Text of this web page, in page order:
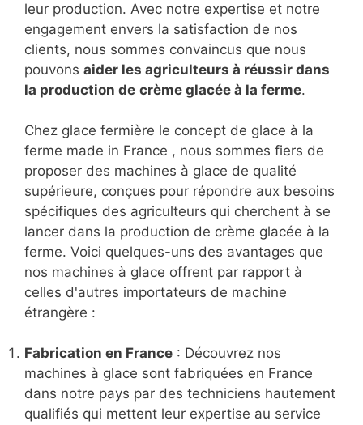
leur production. Avec notre expertise et notre
engagement envers la satisfaction de nos
clients, nous sommes convaincus que nous
pouvons aider les agriculteurs à réussir dans
la production de crème glacée à la ferme.
Chez glace fermière le concept de glace à la
ferme made in France , nous sommes fiers de
proposer des machines à glace de qualité
supérieure, conçues pour répondre aux besoins
spécifiques des agriculteurs qui cherchent à se
lancer dans la production de crème glacée à la
ferme. Voici quelques-uns des avantages que
nos machines à glace offrent par rapport à
celles d'autres importateurs de machine
étrangère :
Fabrication en France : Découvrez nos
machines à glace sont fabriquées en France
dans notre pays par des techniciens hautement
qualifiés qui mettent leur expertise au service